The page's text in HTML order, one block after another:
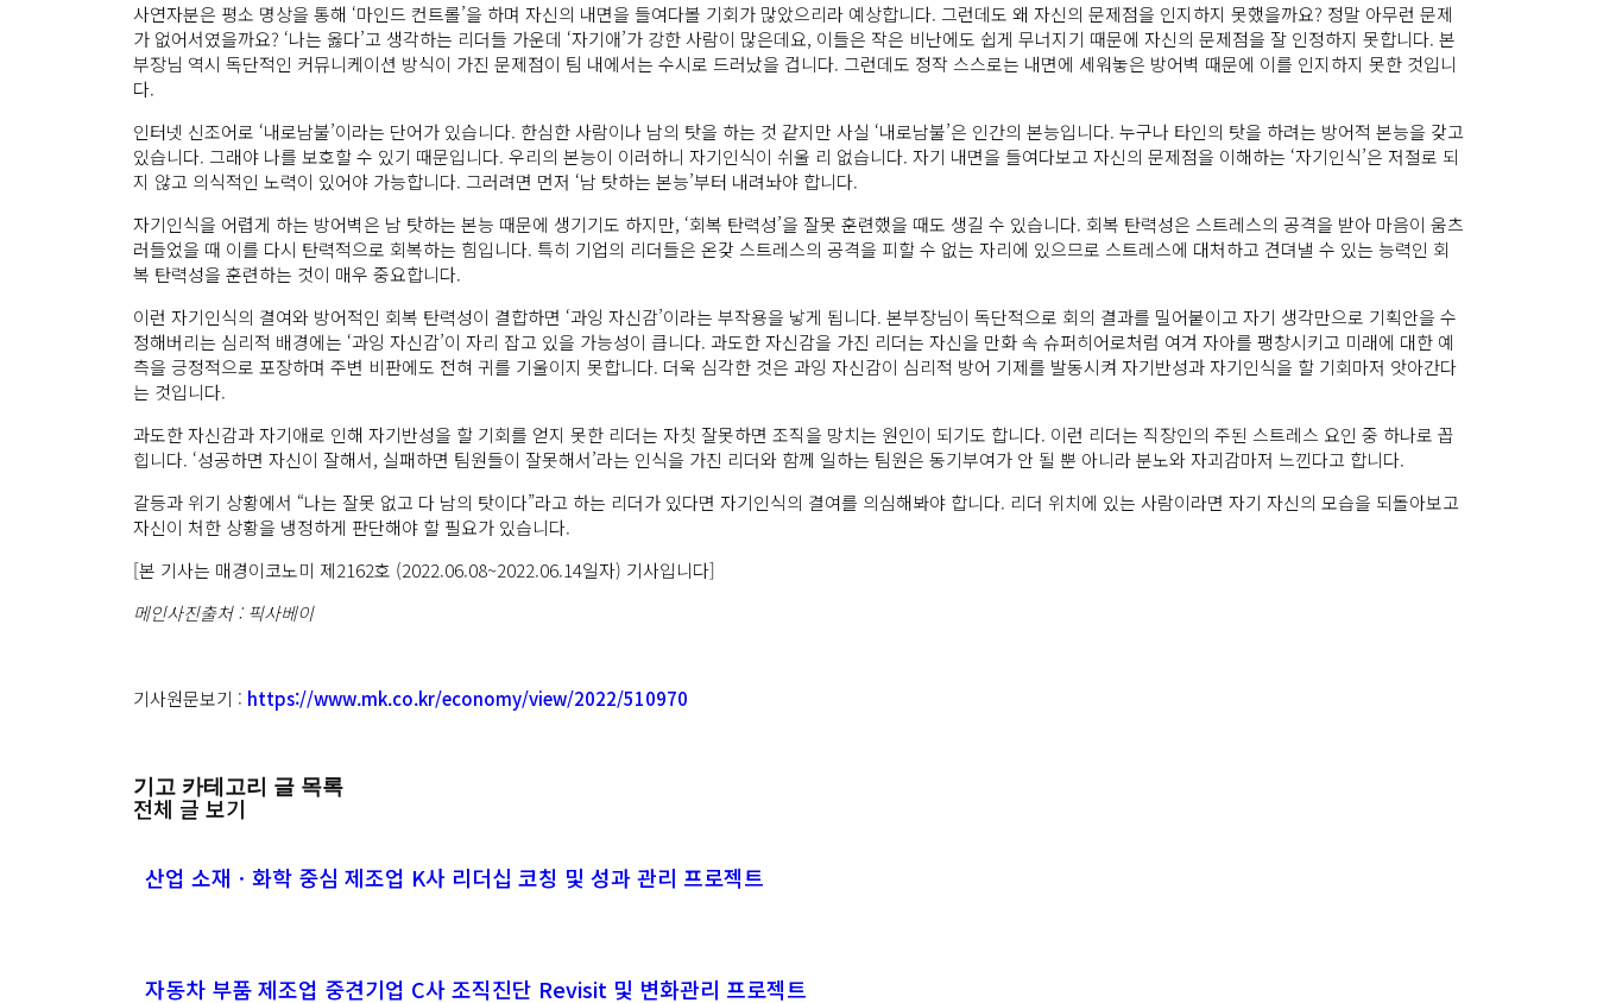
사연자분은 평소 명상을 통해 ‘마인드 컨트롤’을 하며 자신의 내면을 들여다볼 기회가 많았으리라 예상합니다. 그런데도 왜 자신의 문제점을 인지하지 못했을까요? 정말 아무런 문제
가 없어서였을까요? ‘나는 옳다’고 생각하는 리더들 가운데 ‘자기애’가 강한 사람이 많은데요, 이들은 작은 비난에도 쉽게 무너지기 때문에 자신의 문제점을 잘 인정하지 못합니다. 본
부장님 역시 독단적인 커뮤니케이션 방식이 가진 문제점이 팀 내에서는 수시로 드러났을 겁니다. 그런데도 정작 스스로는 내면에 세워놓은 방어벽 때문에 이를 인지하지 못한 것입니
다.
인터넷 신조어로 ‘내로남불’이라는 단어가 있습니다. 한심한 사람이나 남의 탓을 하는 것 같지만 사실 ‘내로남불’은 인간의 본능입니다. 누구나 타인의 탓을 하려는 방어적 본능을 갖고
있습니다. 그래야 나를 보호할 수 있기 때문입니다. 우리의 본능이 이러하니 자기인식이 쉬울 리 없습니다. 자기 내면을 들여다보고 자신의 문제점을 이해하는 ‘자기인식’은 저절로 되
지 않고 의식적인 노력이 있어야 가능합니다. 그러려면 먼저 ‘남 탓하는 본능’부터 내려놔야 합니다.
자기인식을 어렵게 하는 방어벽은 남 탓하는 본능 때문에 생기기도 하지만, ‘회복 탄력성’을 잘못 훈련했을 때도 생길 수 있습니다. 회복 탄력성은 스트레스의 공격을 받아 마음이 움츠
러들었을 때 이를 다시 탄력적으로 회복하는 힘입니다. 특히 기업의 리더들은 온갖 스트레스의 공격을 피할 수 없는 자리에 있으므로 스트레스에 대처하고 견뎌낼 수 있는 능력인 회
복 탄력성을 훈련하는 것이 매우 중요합니다.
이런 자기인식의 결여와 방어적인 회복 탄력성이 결합하면 ‘과잉 자신감’이라는 부작용을 낳게 됩니다. 본부장님이 독단적으로 회의 결과를 밀어붙이고 자기 생각만으로 기획안을 수
정해버리는 심리적 배경에는 ‘과잉 자신감’이 자리 잡고 있을 가능성이 큽니다. 과도한 자신감을 가진 리더는 자신을 만화 속 슈퍼히어로처럼 여겨 자아를 팽창시키고 미래에 대한 예
측을 긍정적으로 포장하며 주변 비판에도 전혀 귀를 기울이지 못합니다. 더욱 심각한 것은 과잉 자신감이 심리적 방어 기제를 발동시켜 자기반성과 자기인식을 할 기회마저 앗아간다
는 것입니다.
과도한 자신감과 자기애로 인해 자기반성을 할 기회를 얻지 못한 리더는 자칫 잘못하면 조직을 망치는 원인이 되기도 합니다. 이런 리더는 직장인의 주된 스트레스 요인 중 하나로 꼽
힙니다. ‘성공하면 자신이 잘해서, 실패하면 팀원들이 잘못해서’라는 인식을 가진 리더와 함께 일하는 팀원은 동기부여가 안 될 뿐 아니라 분노와 자괴감마저 느낀다고 합니다.
갈등과 위기 상황에서 “나는 잘못 없고 다 남의 탓이다”라고 하는 리더가 있다면 자기인식의 결여를 의심해봐야 합니다. 리더 위치에 있는 사람이라면 자기 자신의 모습을 되돌아보고
자신이 처한 상황을 냉정하게 판단해야 할 필요가 있습니다.
[본 기사는 매경이코노미 제2162호 (2022.06.08~2022.06.14일자) 기사입니다]
메인사진출처 : 픽사베이
기사원문보기 : https://www.mk.co.kr/economy/view/2022/510970
기고 카테고리 글 목록
전체 글 보기
산업 소재ㆍ화학 중심 제조업 K사 리더십 코칭 및 성과 관리 프로젝트
자동차 부품 제조업 중견기업 C사 조직진단 Revisit 및 변화관리 프로젝트